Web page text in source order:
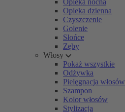
Opieka nocna
Opieka dzienna
Czyszczenie
Golenie
Słońce
Zęby
Włosy
Pokaż wszystkie
Odżywka
Pielęgnacja włosów
Szampon
Kolor włosów
Stylizacja